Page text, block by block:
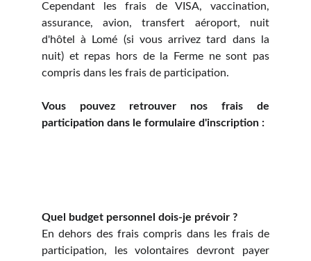
Cependant les frais de VISA, vaccination,
assurance, avion, transfert aéroport, nuit
d'hôtel à Lomé (si vous arrivez tard dans la
nuit) et repas hors de la Ferme ne sont pas
compris dans les frais de participation.
Vous pouvez retrouver nos frais de
participation dans le formulaire d'inscription :
Quel budget personnel dois-je prévoir ?
En dehors des frais compris dans les frais de
participation, les volontaires devront payer